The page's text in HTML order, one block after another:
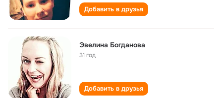
Добавить в друзья
Эвелина Богданова
31 год
Добавить в друзья